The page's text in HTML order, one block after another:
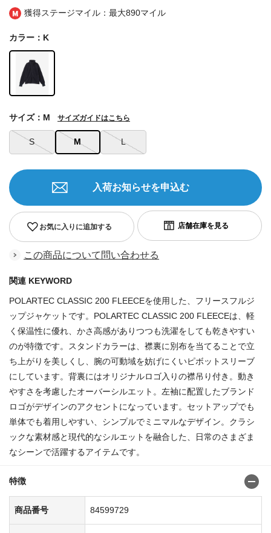
獲得ステージマイル：最大890マイル
カラー：K
S M L
サイズ：M サイズガイドはこちら
お気に入りに追加する
入荷お知らせを申込む
この商品について問い合わせる
関連 KEYWORD
POLARTEC CLASSIC 200 FLEECEを使用した、フリースフルジ
ップジャケットです。POLARTEC CLASSIC 200 FLEECEは、軽
く保温性に優れ、かさ高感がありつつも洗濯をしても乾きやすい
のが特徴です。スタンドカラーは、襟裏に別布を当てることで立
ち上がりを美しくし、腕の可動域を妨げにくいピボットスリーブ
にしています。背裏にはオリジナルロゴ入りの襟吊り付き。動き
やすさを考慮したオーバーシルエット。左袖に配置したブランド
ロゴがデザインのアクセントになっています。セットアップでも
単体でも着用しやすい、シンプルでミニマルなデザイン。クラシ
ックな素材感と現代的なシルエットを融合した、日常のさまざま
なシーンで活躍するアイテムです。
特徴
商品番号 84599729